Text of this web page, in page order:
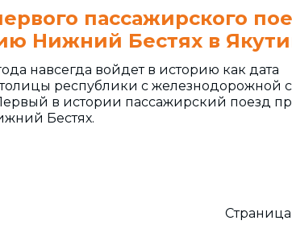
пассажирского
Нижний Бестях в
навсегда войдет в историю как дата
республики с железнодорожной
в истории пассажирский поезд
Бестях.